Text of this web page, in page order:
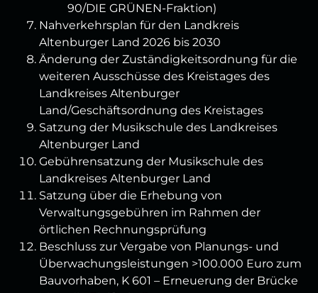
90/DIE GRÜNEN-Fraktion)
Nahverkehrsplan für den Landkreis
Altenburger Land 2026 bis 2030
Änderung der Zuständigkeitsordnung für die
weiteren Ausschüsse des Kreistages des
Landkreises Altenburger
Land/Geschäftsordnung des Kreistages
Satzung der Musikschule des Landkreises
Altenburger Land
Gebührensatzung der Musikschule des
Landkreises Altenburger Land
Satzung über die Erhebung von
Verwaltungsgebühren im Rahmen der
örtlichen Rechnungsprüfung
Beschluss zur Vergabe von Planungs- und
Überwachungsleistungen >100.000 Euro zum
Bauvorhaben, K 601 – Erneuerung der Brücke